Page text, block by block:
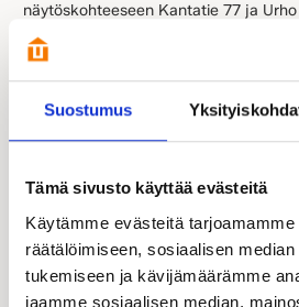
Suostumus
Tämä sivusto käyttää evästeitä
Käytämme evästeitä
räätälöimiseen, sosiaalisen
tukemiseen ja kävijämäärämme
jaamme sosiaalisen median,
näytöskohteeseen Kantatie 77 ja
risteyksestä
Esittelyssä paikalla: